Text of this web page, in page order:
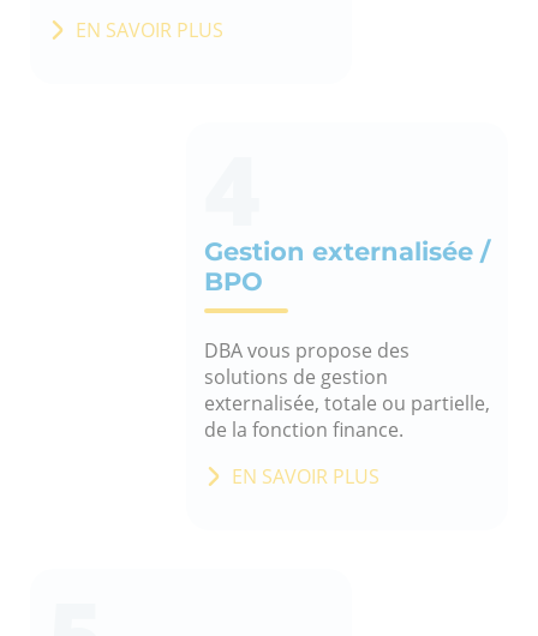
EN SAVOIR PLUS
Gestion externalisée /
BPO
DBA vous propose des
solutions de gestion
externalisée, totale ou partielle,
de la fonction finance.
EN SAVOIR PLUS